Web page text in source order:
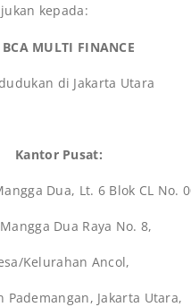
kepada:
BCA MULTI FINANCE
di Jakarta Utara
Kantor Pusat:
Dua, Lt. 6 Blok CL No.
Dua Raya No. 8,
Kelurahan Ancol,
Pademangan, Jakarta Utara,